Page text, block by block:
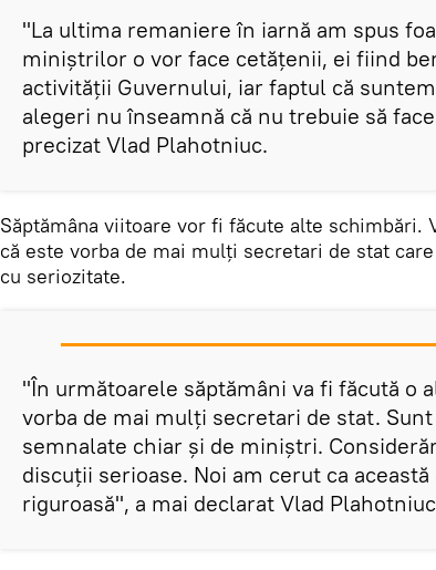
"La ultima remaniere în iarnă am spus
miniștrilor o vor face cetățenii, ei fiind
activității Guvernului, iar faptul că
alegeri nu înseamnă că nu trebuie să
precizat Vlad Plahotniuc.
Săptămâna viitoare vor fi făcute alte schimbări.
că este vorba de mai mulți secretari de stat
cu seriozitate.
"În următoarele săptămâni va fi făcută o
vorba de mai mulți secretari de stat.
semnalate chiar și de miniștri.
discuții serioase. Noi am cerut ca această
riguroasă", a mai declarat Vlad